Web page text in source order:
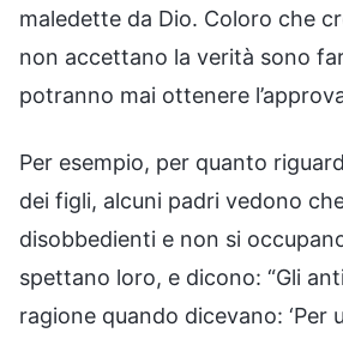
maledette da Dio. Coloro che
non accettano la verità sono
potranno mai ottenere
Per esempio, per quanto
dei figli, alcuni padri vedono
disobbedienti e non si
spettano loro, e dicono: “Gli
ragione quando dicevano: ‘Per